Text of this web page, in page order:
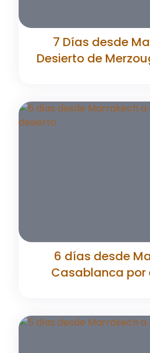
7 Días desde
Desierto de
6 días desde
Casablanca por